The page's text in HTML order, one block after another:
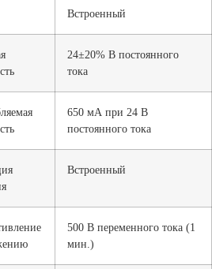
Встроенный
24±20% В постоянного
тока
650 мА при 24 В
постоянного тока
Встроенный
500 В переменного тока (1
мин.)